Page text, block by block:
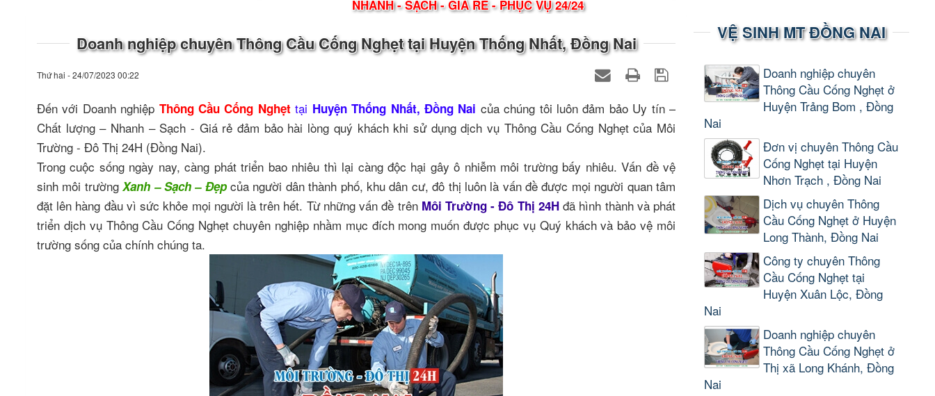
NHANH - SẠCH - GIÁ RẺ - PHỤC VỤ 24/24
Doanh nghiệp chuyên Thông Cầu Cống Nghẹt tại Huyện Thống Nhất, Đồng Nai
Thứ hai - 24/07/2023 00:22
Đến với Doanh nghiệp Thông Cầu Cống Nghẹttại Huyện Thống Nhất, Đồng Nai của chúng tôi luôn đảm bảo Uy tín –
Chất lượng – Nhanh – Sạch - Giá rẻ đảm bảo hài lòng quý khách khi sử dụng dịch vụ Thông Cầu Cống Nghẹt của Môi
Trường - Đô Thị 24H (Đồng Nai).
Trong cuộc sống ngày nay, càng phát triển bao nhiêu thì lại càng độc hại gây ô nhiễm môi trường bấy nhiêu. Vấn đề vệ
sinh môi trườngXanh – Sạch – Đẹpcủa người dân thành phố, khu dân cư, đô thị luôn là vấn đề được mọi người quan tâm
đặt lên hàng đầu vì sức khỏe mọi người là trên hết. Từ những vấn đề trên Môi Trường - Đô Thị 24Hđã hình thành và phát
triển dịch vụ Thông Cầu Cống Nghẹt chuyên nghiệp nhầm mục đích mong muốn được phục vụ Quý khách và bảo vệ môi
trường sống của chính chúng ta.
VỆ SINH MT ĐỒNG NAI
Doanh nghiệp chuyên
Thông Cầu Cống Nghẹt ở
Huyện Trảng Bom , Đồng
Nai
Đơn vị chuyên Thông Cầu
Cống Nghẹt tại Huyện
Nhơn Trạch , Đồng Nai
Dịch vụ chuyên Thông
Cầu Cống Nghẹt ở Huyện
Long Thành, Đồng Nai
Công ty chuyên Thông
Cầu Cống Nghẹt tại
Huyện Xuân Lộc, Đồng
Nai
Doanh nghiệp chuyên
Thông Cầu Cống Nghẹt ở
Thị xã Long Khánh, Đồng
Nai